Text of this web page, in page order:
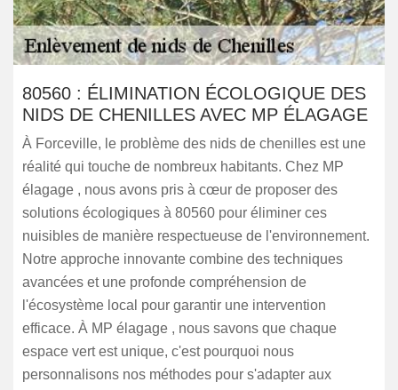
80560 : ÉLIMINATION ÉCOLOGIQUE DES
NIDS DE CHENILLES AVEC MP ÉLAGAGE
À Forceville, le problème des nids de chenilles est une
réalité qui touche de nombreux habitants. Chez MP
élagage , nous avons pris à cœur de proposer des
solutions écologiques à 80560 pour éliminer ces
nuisibles de manière respectueuse de l'environnement.
Notre approche innovante combine des techniques
avancées et une profonde compréhension de
l'écosystème local pour garantir une intervention
efficace. À MP élagage , nous savons que chaque
espace vert est unique, c'est pourquoi nous
personnalisons nos méthodes pour s'adapter aux